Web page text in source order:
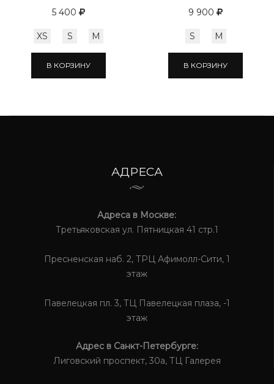
5 400
XS S M
В КОРЗИНУ
9 900
S M
В КОРЗИНУ
АДРЕСА
Адреса в Москве:
Третьяковская ул. Пятницкая 41 стр.1
Пресненская наб. 2, ТРЦ Афимолл-Сити, 1
этаж
Павелецкая пл. 3, ТЦ Павелецкая плаза, -1
этаж
Адрес в Санкт-Петербурге:
Лиговский проспект, 30а, ТЦ Галерея